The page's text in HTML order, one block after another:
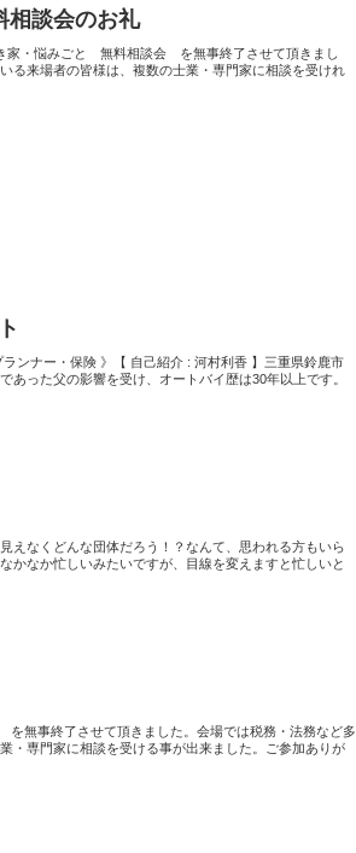
談会のお礼
・悩みごと 無料相談会 を無事終了させて頂きまし
る来場者の皆様は、複数の士業・専門家に相談を受けれ
ンナー・保険 》【 自己紹介 : 河村利香 】三重県鈴鹿市
った父の影響を受け、オートバイ歴は30年以上です。
えなくどんな団体だろう！？なんて、思われる方もいら
かなか忙しいみたいですが、目線を変えますと忙しいと
無事終了させて頂きました。会場では税務・法務など多
・専門家に相談を受ける事が出来ました。ご参加ありが